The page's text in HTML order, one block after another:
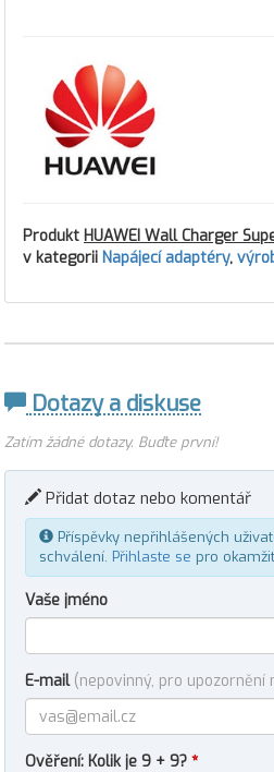
Produkt HUAWEI Wall Charger
v kategorii Napájecí adaptéry,
Dotazy a diskuse
Zatím žádné dotazy. Buďte první!
Přidat dotaz nebo komentář
Příspěvky nepřihlášených
schválení. Přihlaste se pro
Vaše jméno
E-mail (nepovinný, pro upozornění
Ověření: Kolik je 9 + 9? *